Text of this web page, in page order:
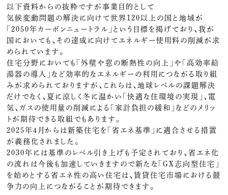
以下資料からの抜粋ですが事業目的として
気候変動問題の解決に向けて世界120以上の国と地域が
「2050年カーボンニュートラル」という目標を掲げており、我が
国においても、その達成に向けてエネルギー使用料の削減が求
められています。
住宅分野においても「外壁や窓の断熱性の向上」や「高効率給
湯器の導入」など効率的なエネルギーの利用につながる取り組
みが求められておりますが、これらは、地球レベルの課題解決
だけでなく、夏に涼しく冬に温かい「快適な住環境の実現」、電
気、ガスの使用量の削減による「家計負担の緩和」などのメリッ
トが期待できる取組でもあります。
2025年4月からは新築住宅を「省エネ基準」に適合させる措置
が義務化されました。
2030年には基準のレベル引き上げも予定されており、省エネ化
の流れは今後も加速していきますので新たな「GX志向型住宅」
を始めとする省エネ性の高い住宅は、賃貸住宅市場における競
争力の向上につながることが期待できます。